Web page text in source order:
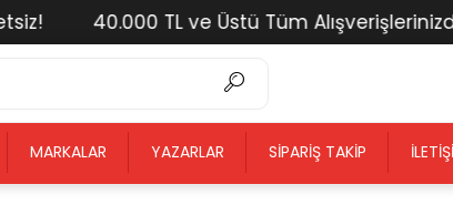
40.000 TL ve Üstü Tüm Alışverişlerinizde
MARKALAR YAZARLAR SIPARIŞ TAKIP